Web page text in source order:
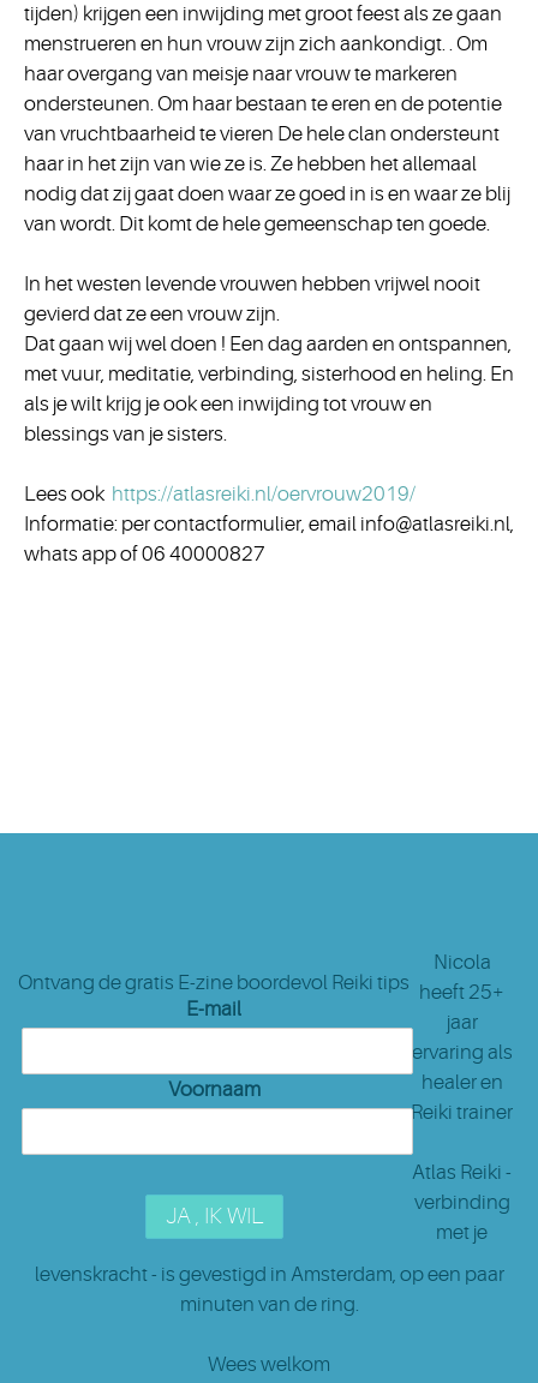
tijden) krijgen een inwijding met groot feest als ze gaan
menstrueren en hun vrouw zijn zich aankondigt. . Om
haar overgang van meisje naar vrouw te markeren
ondersteunen. Om haar bestaan te eren en de potentie
van vruchtbaarheid te vieren De hele clan ondersteunt
haar in het zijn van wie ze is. Ze hebben het allemaal
nodig dat zij gaat doen waar ze goed in is en waar ze blij
van wordt. Dit komt de hele gemeenschap ten goede.
In het westen levende vrouwen hebben vrijwel nooit
gevierd dat ze een vrouw zijn.
Dat gaan wij wel doen ! Een dag aarden en ontspannen,
met vuur, meditatie, verbinding, sisterhood en heling. En
als je wilt krijg je ook een inwijding tot vrouw en
blessings van je sisters.
Lees ook https://atlasreiki.nl/oervrouw2019/
Informatie: per contactformulier, email info@atlasreiki.nl,
whats app of 06 40000827
Ontvang de gratis E-zine boordevol Reiki tips
E-mail
Voornaam
Nicola
heeft 25+
jaar
ervaring als
healer en
Reiki trainer
Atlas Reiki -
verbinding
met je
levenskracht - is gevestigd in Amsterdam, op een paar
minuten van de ring.
Wees welkom